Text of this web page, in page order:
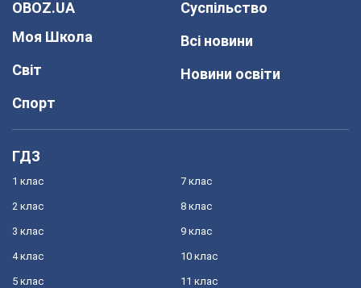
OBOZ.UA
Моя Школа
Світ
Спорт
Суспільство
Всі новини
Новини освіти
ГДЗ
1 клас
2 клас
3 клас
4 клас
5 клас
7 клас
8 клас
9 клас
10 клас
11 клас